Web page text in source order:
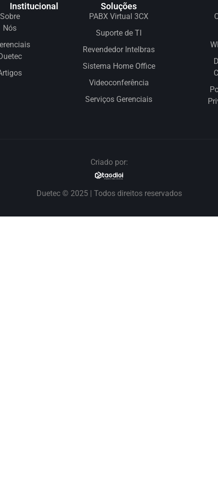
Institucional
Sobre
Nós
Soluções
PABX Virtual 3CX
Suporte de TI
Revendedor Intelbras
Sistema Home Office
Videoconferência
Serviços Gerenciais
Criado por:
Duetec © 2025 | Todos direitos reservados